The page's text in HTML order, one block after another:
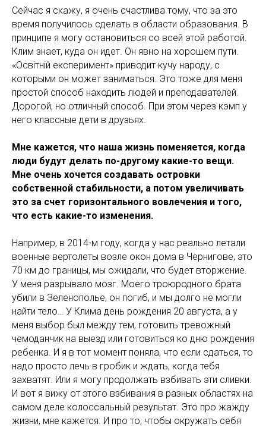
Сейчас я скажу, я очень счастлива тому, что за это
время получилось сделать в области образования. В
принципе я могу остановиться со всей этой работой.
Клим знает, куда он идет. Он явно на хорошем пути.
«Освiтнiй експеримент» приводит кучу народу, с
которыми он может заниматься. Это тоже для меня
простой способ находить людей и преподавателей.
Дорогой, но отличный способ. При этом через кэмп у
него классные дети в друзьях.
Мне кажется, что наша жизнь поменяется, когда
люди будут делать по-другому какие-то вещи.
Мне очень хочется создавать островки
собственной стабильности, а потом увеличивать
это за счет горизонтального вовлечения и того,
что есть какие-то изменения.
Например, в 2014-м году, когда у нас реально летали
военные вертолеты возле окон дома в Чернигове, это
70 км до границы, мы ожидали, что будет вторжение.
У меня разрывало мозг. Моего троюродного брата
убили в Зеленополье, он погиб, и мы долго не могли
найти тело… У Клима день рождения 20 августа, а у
меня выбор был между тем, готовить тревожный
чемоданчик на выезд или готовиться ко дню рождения
ребенка. И я в тот момент поняла, что если сдаться, то
надо просто лечь в гробик и ждать, когда тебя
захватят. Или я могу продолжать взбивать эти сливки.
И вот я вижу от этого взбивания в разных областях на
самом деле колоссальный результат. Это про жажду
жизни, мне кажется. И про то, чтобы окружать себя